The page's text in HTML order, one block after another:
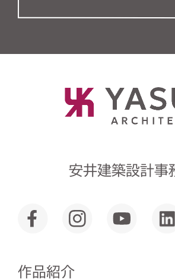
安井建築設計事
作品紹介